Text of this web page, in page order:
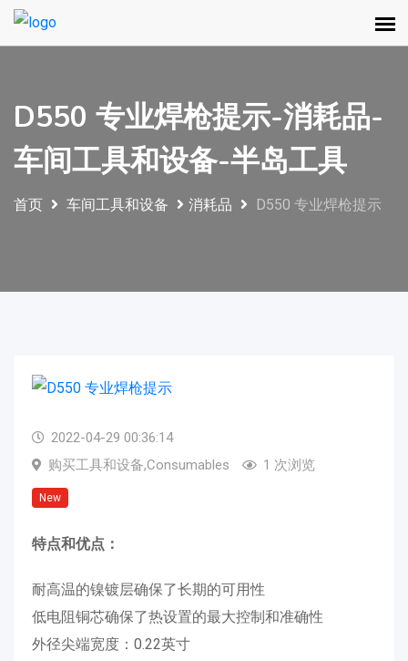
D550 专业焊枪提示-消耗品-
车间工具和设备-半岛工具
首页 车间工具和设备 消耗品 D550 专业焊枪提示
2022-04-29 00:36:14
购买工具和设备,Consumables
1 次浏览
New
特点和优点：
耐高温的镍镀层确保了长期的可用性
低电阻铜芯确保了热设置的最大控制和准确性
外径尖端宽度：0.22英寸